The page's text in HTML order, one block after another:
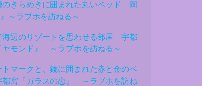
のきらめきに囲まれた丸いベッド 岡
～ラブホを訪ねる～
海辺のリゾートを思わせる部屋 宇都
ヤモンド』 ～ラブホを訪ねる～
トマークと、鏡に囲まれた赤と金のベ
宮『ガラスの恋』 ～ラブホを訪ね